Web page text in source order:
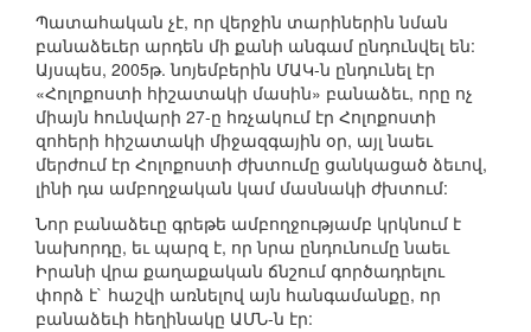
Պատահական չէ, որ վերջին տարիներին նման
բանաձեւեր արդեն մի քանի անգամ ընդունվել են:
Այսպես, 2005թ. նոյեմբերին ՄԱԿ-ն ընդունել էր
«Հոլոքոստի հիշատակի մասին» բանաձեւ, որը ոչ
միայն հունվարի 27-ը հռչակում էր Հոլոքոստի
զոհերի հիշատակի միջազգային օր, այլ նաեւ
մերժում էր Հոլոքոստի ժխտումը ցանկացած ձեւով,
լինի դա ամբողջական կամ մասնակի ժխտում:
Նոր բանաձեւը գրեթե ամբողջությամբ կրկնում է
նախորդը, եւ պարզ է, որ նրա ընդունումը նաեւ
Իրանի վրա քաղաքական ճնշում գործադրելու
փորձ է` հաշվի առնելով այն հանգամանքը, որ
բանաձեւի հեղինակը ԱՄՆ-ն էր: